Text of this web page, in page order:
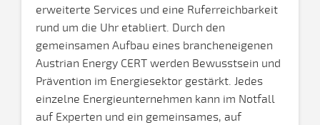
erweiterte Services und eine Ruferreichbarkeit
rund um die Uhr etabliert. Durch den
gemeinsamen Aufbau eines brancheneigenen
Austrian Energy CERT werden Bewusstsein und
Prävention im Energiesektor gestärkt. Jedes
einzelne Energieunternehmen kann im Notfall
auf Experten und ein gemeinsames, auf